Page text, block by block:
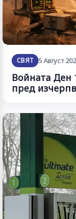
СВЯТ 5 Август
Войната Ден
пред